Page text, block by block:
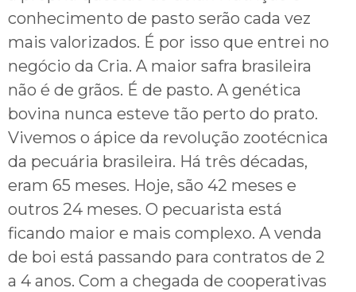
conhecimento de pasto serão cada vez
mais valorizados. É por isso que entrei no
negócio da Cria. A maior safra brasileira
não é de grãos. É de pasto. A genética
bovina nunca esteve tão perto do prato.
Vivemos o ápice da revolução zootécnica
da pecuária brasileira. Há três décadas,
eram 65 meses. Hoje, são 42 meses e
outros 24 meses. O pecuarista está
ficando maior e mais complexo. A venda
de boi está passando para contratos de 2
a 4 anos. Com a chegada de cooperativas